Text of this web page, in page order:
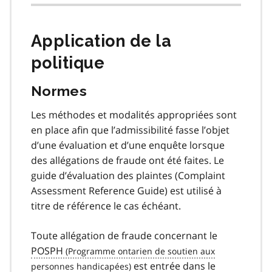
Application de la
politique
Normes
Les méthodes et modalités appropriées sont
en place afin que l’admissibilité fasse l’objet
d’une évaluation et d’une enquête lorsque
des allégations de fraude ont été faites. Le
guide d’évaluation des plaintes (Complaint
Assessment Reference Guide) est utilisé à
titre de référence le cas échéant.
Toute allégation de fraude concernant le
POSPH
est entrée dans le